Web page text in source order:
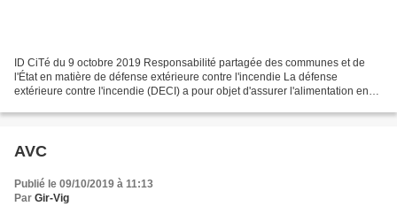
ID CiTé du 9 octobre 2019 Responsabilité partagée des communes et de
l'État en matière de défense extérieure contre l'incendie La défense
extérieure contre l'incendie (DECI) a pour objet d'assurer l'alimentation en
AVC
Publié le 09/10/2019 à 11:13
Par Gir-Vig